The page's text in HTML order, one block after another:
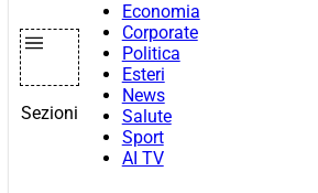
Sezioni
Economia
Corporate
Politica
Esteri
News
Salute
Sport
AI TV